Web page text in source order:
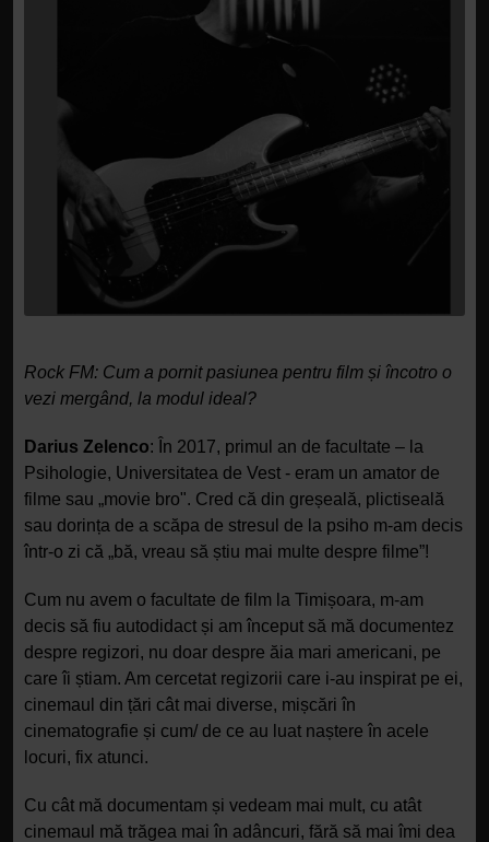
Rock FM: Cum a pornit pasiunea pentru film și încotro o
vezi mergând, la modul ideal?
Darius Zelenco: În 2017, primul an de facultate – la
Psihologie, Universitatea de Vest - eram un amator de
filme sau „movie bro". Cred că din greșeală, plictiseală
sau dorința de a scăpa de stresul de la psiho m-am decis
într-o zi că „bă, vreau să știu mai multe despre filme”!
Cum nu avem o facultate de film la Timișoara, m-am
decis să fiu autodidact și am început să mă documentez
despre regizori, nu doar despre ăia mari americani, pe
care îi știam. Am cercetat regizorii care i-au inspirat pe ei,
cinemaul din țări cât mai diverse, mișcări în
cinematografie și cum/ de ce au luat naștere în acele
locuri, fix atunci.
Cu cât mă documentam și vedeam mai mult, cu atât
cinemaul mă trăgea mai în adâncuri, fără să mai îmi dea